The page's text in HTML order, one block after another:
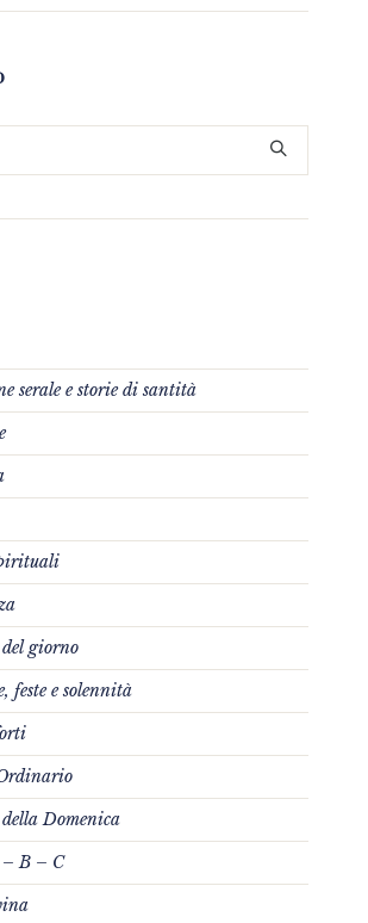
serale e storie di santità
giorno
feste e solennità
Domenica
B – C